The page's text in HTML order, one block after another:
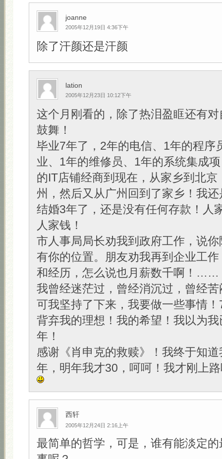
joanne
2005年12月19日 4:36下午
除了汗颜还是汗颜
lation
2005年12月23日 10:12下午
这个月刚看的，除了热泪盈眶还有
鼓舞！
毕业7年了，2年的电信、1年的程序
业、1年的维修员、1年的系统集成
的IT店铺经商到现在，从家乡到北京
州，然后又从广州回到了家乡！我
结婚3年了，还是没有任何存款！人
人家钱！
市人事局局长劝我到政府工作，说
有你的位置。朋友劝我再到企业工
和经历，怎么说也月薪数千啊！……
我曾经迷茫过，曾经消沉过，曾经
可我坚持了下来，我要做一些事情
背弃我的理想！我的希望！我以为
年！
感谢《肖申克的救赎》！我终于知
年，明年我才30，呵呵！我才刚上
西轩
2005年12月24日 2:16上午
最简单的哲学，可是，谁有能淡定